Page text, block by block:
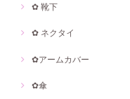
✿ 靴下
✿ ネクタイ
✿アームカバー
✿傘